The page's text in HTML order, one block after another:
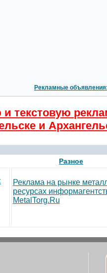
Рекламные
текстовую
и
Разное
Реклама на рынке
ресурсах
MetalTorg.Ru